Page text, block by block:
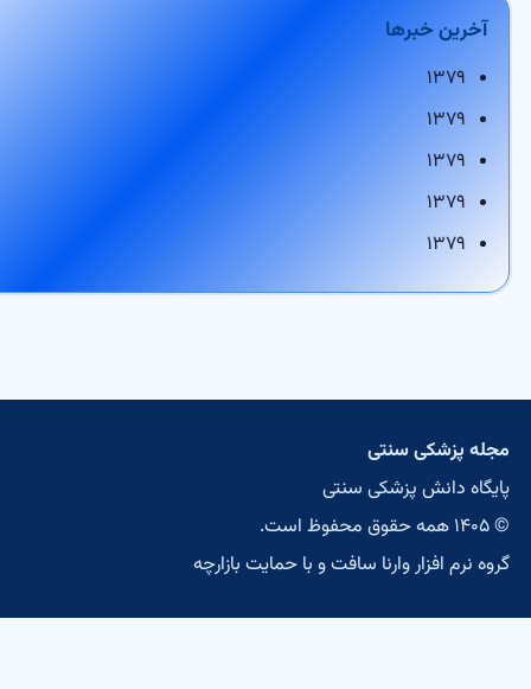
سنتی
سافت و با حمایتبازارچه